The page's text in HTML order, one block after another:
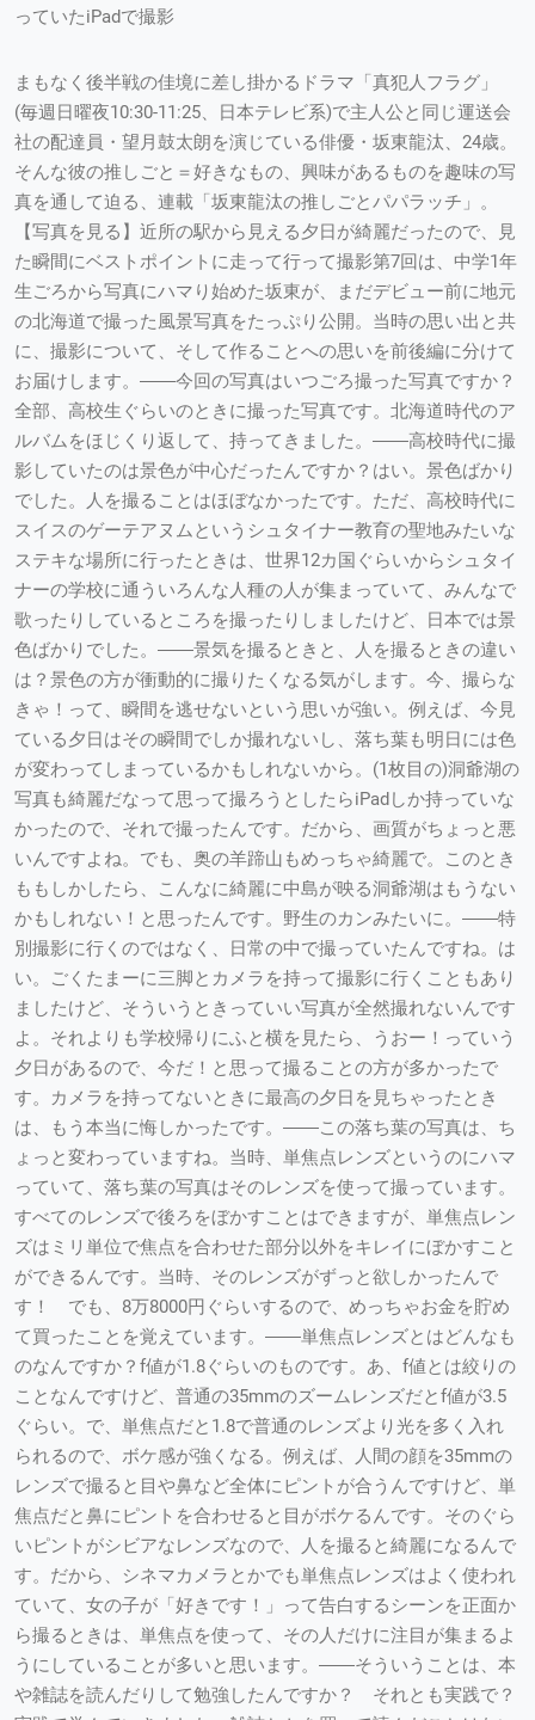
っていたiPadで撮影
まもなく後半戦の佳境に差し掛かるドラマ「真犯人フラグ」
(毎週日曜夜10:30-11:25、日本テレビ系)で主人公と同じ運送会
社の配達員・望月鼓太朗を演じている俳優・坂東龍汰、24歳。
そんな彼の推しごと＝好きなもの、興味があるものを趣味の写
真を通して迫る、連載「坂東龍汰の推しごとパパラッチ」。
【写真を見る】近所の駅から見える夕日が綺麗だったので、見
た瞬間にベストポイントに走って行って撮影第7回は、中学1年
生ごろから写真にハマり始めた坂東が、まだデビュー前に地元
の北海道で撮った風景写真をたっぷり公開。当時の思い出と共
に、撮影について、そして作ることへの思いを前後編に分けて
お届けします。――今回の写真はいつごろ撮った写真ですか？
全部、高校生ぐらいのときに撮った写真です。北海道時代のア
ルバムをほじくり返して、持ってきました。――高校時代に撮
影していたのは景色が中心だったんですか？はい。景色ばかり
でした。人を撮ることはほぼなかったです。ただ、高校時代に
スイスのゲーテアヌムというシュタイナー教育の聖地みたいな
ステキな場所に行ったときは、世界12カ国ぐらいからシュタイ
ナーの学校に通ういろんな人種の人が集まっていて、みんなで
歌ったりしているところを撮ったりしましたけど、日本では景
色ばかりでした。――景気を撮るときと、人を撮るときの違い
は？景色の方が衝動的に撮りたくなる気がします。今、撮らな
きゃ！って、瞬間を逃せないという思いが強い。例えば、今見
ている夕日はその瞬間でしか撮れないし、落ち葉も明日には色
が変わってしまっているかもしれないから。(1枚目の)洞爺湖の
写真も綺麗だなって思って撮ろうとしたらiPadしか持っていな
かったので、それで撮ったんです。だから、画質がちょっと悪
いんですよね。でも、奥の羊蹄山もめっちゃ綺麗で。このとき
ももしかしたら、こんなに綺麗に中島が映る洞爺湖はもうない
かもしれない！と思ったんです。野生のカンみたいに。――特
別撮影に行くのではなく、日常の中で撮っていたんですね。は
い。ごくたまーに三脚とカメラを持って撮影に行くこともあり
ましたけど、そういうときっていい写真が全然撮れないんです
よ。それよりも学校帰りにふと横を見たら、うおー！っていう
夕日があるので、今だ！と思って撮ることの方が多かったで
す。カメラを持ってないときに最高の夕日を見ちゃったとき
は、もう本当に悔しかったです。――この落ち葉の写真は、ち
ょっと変わっていますね。当時、単焦点レンズというのにハマ
っていて、落ち葉の写真はそのレンズを使って撮っています。
すべてのレンズで後ろをぼかすことはできますが、単焦点レン
ズはミリ単位で焦点を合わせた部分以外をキレイにぼかすこと
ができるんです。当時、そのレンズがずっと欲しかったんで
す！ でも、8万8000円ぐらいするので、めっちゃお金を貯め
て買ったことを覚えています。――単焦点レンズとはどんなも
のなんですか？f値が1.8ぐらいのものです。あ、f値とは絞りの
ことなんですけど、普通の35mmのズームレンズだとf値が3.5
ぐらい。で、単焦点だと1.8で普通のレンズより光を多く入れ
られるので、ボケ感が強くなる。例えば、人間の顔を35mmの
レンズで撮ると目や鼻など全体にピントが合うんですけど、単
焦点だと鼻にピントを合わせると目がボケるんです。そのぐら
いピントがシビアなレンズなので、人を撮ると綺麗になるんで
す。だから、シネマカメラとかでも単焦点レンズはよく使われ
ていて、女の子が「好きです！」って告白するシーンを正面か
ら撮るときは、単焦点を使って、その人だけに注目が集まるよ
うにしていることが多いと思います。――そういうことは、本
や雑誌を読んだりして勉強したんですか？ それとも実践で？